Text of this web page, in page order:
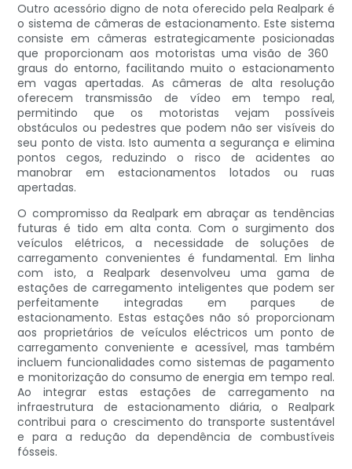
Outro acessório digno de nota oferecido pela Realpark é
o sistema de câmeras de estacionamento. Este sistema
consiste em câmeras estrategicamente posicionadas
que proporcionam aos motoristas uma visão de 360 ​​
graus do entorno, facilitando muito o estacionamento
em vagas apertadas. As câmeras de alta resolução
oferecem transmissão de vídeo em tempo real,
permitindo que os motoristas vejam possíveis
obstáculos ou pedestres que podem não ser visíveis do
seu ponto de vista. Isto aumenta a segurança e elimina
pontos cegos, reduzindo o risco de acidentes ao
manobrar em estacionamentos lotados ou ruas
apertadas.
O compromisso da Realpark em abraçar as tendências
futuras é tido em alta conta. Com o surgimento dos
veículos elétricos, a necessidade de soluções de
carregamento convenientes é fundamental. Em linha
com isto, a Realpark desenvolveu uma gama de
estações de carregamento inteligentes que podem ser
perfeitamente integradas em parques de
estacionamento. Estas estações não só proporcionam
aos proprietários de veículos eléctricos um ponto de
carregamento conveniente e acessível, mas também
incluem funcionalidades como sistemas de pagamento
e monitorização do consumo de energia em tempo real.
Ao integrar estas estações de carregamento na
infraestrutura de estacionamento diária, o Realpark
contribui para o crescimento do transporte sustentável
e para a redução da dependência de combustíveis
fósseis.